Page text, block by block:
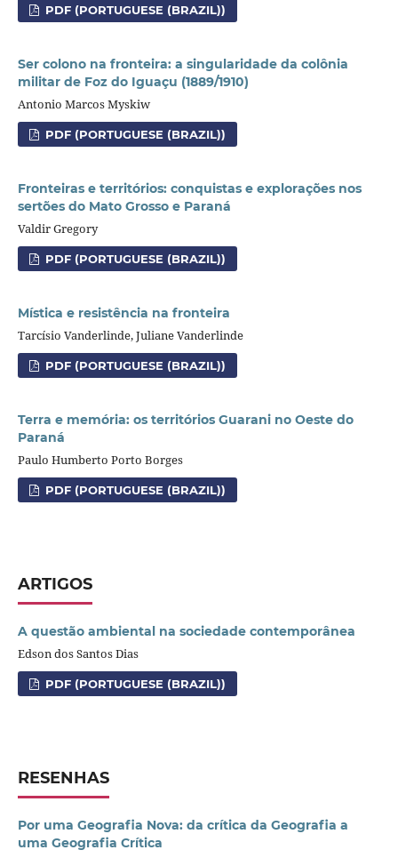
PDF (PORTUGUESE (BRAZIL))
Ser colono na fronteira: a singularidade da colônia
militar de Foz do Iguaçu (1889/1910)
Antonio Marcos Myskiw
PDF (PORTUGUESE (BRAZIL))
Fronteiras e territórios: conquistas e explorações nos
sertões do Mato Grosso e Paraná
Valdir Gregory
PDF (PORTUGUESE (BRAZIL))
Mística e resistência na fronteira
Tarcísio Vanderlinde, Juliane Vanderlinde
PDF (PORTUGUESE (BRAZIL))
Terra e memória: os territórios Guarani no Oeste do
Paraná
Paulo Humberto Porto Borges
PDF (PORTUGUESE (BRAZIL))
ARTIGOS
A questão ambiental na sociedade contemporânea
Edson dos Santos Dias
PDF (PORTUGUESE (BRAZIL))
RESENHAS
Por uma Geografia Nova: da crítica da Geografia a
uma Geografia Crítica